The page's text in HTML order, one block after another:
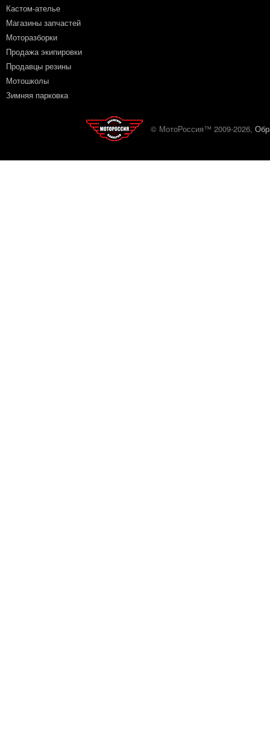
Кастом-ателье
Магазины запчастей
Моторазборки
Продажа экипировки
Продавцы резины
Мотошколы
Зимняя парковка
© МотоРоссия™ 2009-2026,